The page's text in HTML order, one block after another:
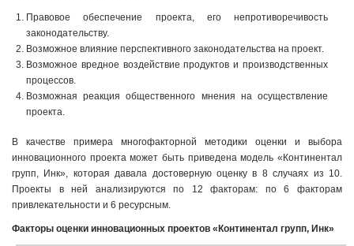
Правовое обеспечение проекта, его непротиворечивость
законодательству.
Возможное влияние перспективного законодательства на проект.
Возможное вредное воздействие продуктов и производственных
процессов.
Возможная реакция общественного мнения на осуществление
проекта.
В качестве примера многофакторной методики оценки и выбора
инновационного проекта может быть приведена модель «Континентал
групп, Инк», которая давала достоверную оценку в 8 случаях из 10.
Проекты в ней анализируются по 12 факторам: по 6 факторам
привлекательности и 6 ресурсным.
Факторы оценки инновационных проектов «Континентал групп, Инк»